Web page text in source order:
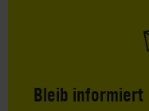
Bleib informiert